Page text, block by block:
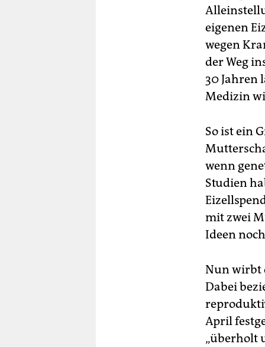
eigenen
wegen
der Weg
30 Jahren
Medizin
So ist ein
wenn
Studien
mit zwei
Ideen
Nun wirbt
Dabei
April
„überholt